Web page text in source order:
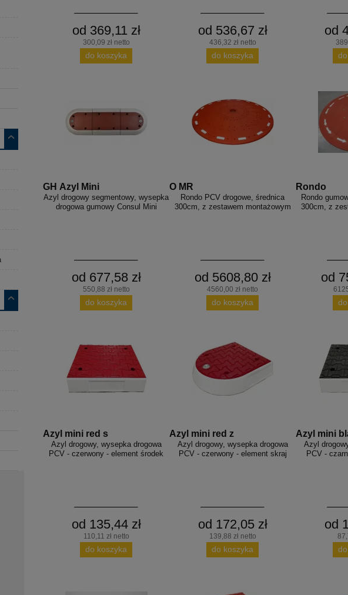
od 369,11 zł
300,09 zł netto
do koszyka
od 536,67 zł
436,32 zł netto
do koszyka
od
GH Azyl Mini
Azyl drogowy segmentowy, wysepka
drogowa gumowy Consul Mini
od 677,58 zł
550,88 zł netto
do koszyka
O MR
Rondo PCV drogowe, średnica
300cm, z zestawem montażowym
od 5608,80 zł
4560,00 zł netto
do koszyka
Rondo
Rondo
300cm, z
od
Azyl mini red s
Azyl drogowy, wysepka drogowa
PCV - czerwony - element środek
od 135,44 zł
110,11 zł netto
do koszyka
Azyl mini red z
Azyl drogowy, wysepka drogowa
PCV - czerwony - element skraj
od 172,05 zł
139,88 zł netto
do koszyka
Azyl mini
Azyl
PCV -
od